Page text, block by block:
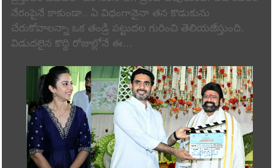
నేరంపైనే కాకుండా.. ఏ విధంగానైనా తన కొడుకును
చేరుకోవాలన్నా ఒక తండ్రి పట్టుదల గురించి తెలియజేస్తుంది.
విడుదలైన కొద్ది రోజుల్లోనే ఈ…